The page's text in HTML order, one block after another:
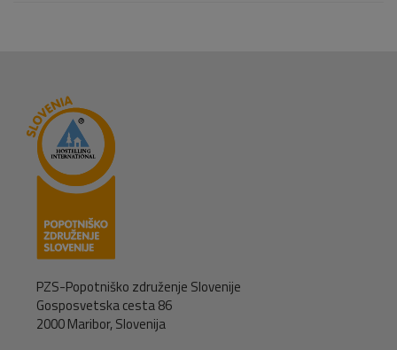
PZS-Popotniško združenje Slovenije
Gosposvetska cesta 86
2000 Maribor, Slovenija